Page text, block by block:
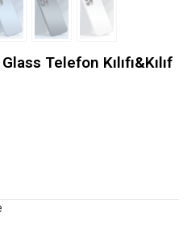
Telefon Kılıfı&Kılıf